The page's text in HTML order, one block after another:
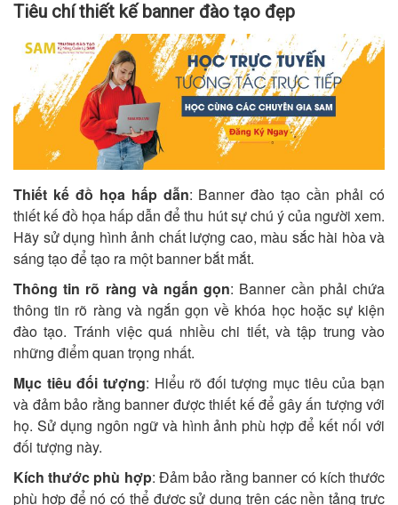
Tiêu chí thiết kế banner đào tạo đẹp
Thiết kế đồ họa hấp dẫn: Banner đào tạo cần phải có
thiết kế đồ họa hấp dẫn để thu hút sự chú ý của người xem.
Hãy sử dụng hình ảnh chất lượng cao, màu sắc hài hòa và
sáng tạo để tạo ra một banner bắt mắt.
Thông tin rõ ràng và ngắn gọn: Banner cần phải chứa
thông tin rõ ràng và ngắn gọn về khóa học hoặc sự kiện
đào tạo. Tránh việc quá nhiều chi tiết, và tập trung vào
những điểm quan trọng nhất.
Mục tiêu đối tượng: Hiểu rõ đối tượng mục tiêu của bạn
và đảm bảo rằng banner được thiết kế để gây ấn tượng với
họ. Sử dụng ngôn ngữ và hình ảnh phù hợp để kết nối với
đối tượng này.
Kích thước phù hợp: Đảm bảo rằng banner có kích thước
phù hợp để nó có thể được sử dụng trên các nền tảng trực